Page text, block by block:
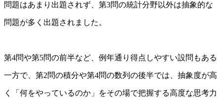
問題はあまり出題されず、第3問の統計分野以外は抽象的な
問題が多く出題されました。
第4問や第5問の前半など、例年通り得点しやすい設問もある
一方で、第2問の積分や第4問の数列の後半では、抽象度が高
く「何をやっているのか」をその場で把握する高度な思考力